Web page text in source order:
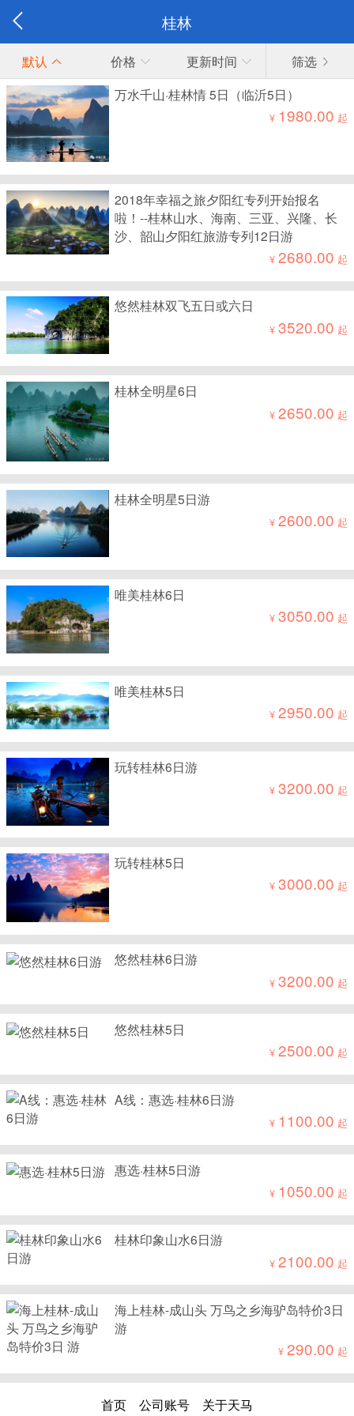
桂林
默认 价格 更新时间
筛选
万水千山·桂林情 5日（临沂5日）
¥ 1980.00 起
2018年幸福之旅夕阳红专列开始报名
啦！--桂林山水、海南、三亚、兴隆、长
沙、韶山夕阳红旅游专列12日游
¥2680.00 起
悠然桂林双飞五日或六日
¥3520.00 起
桂林全明星6日
¥2650.00 起
桂林全明星5日游
¥2600.00 起
唯美桂林6日
¥3050.00 起
唯美桂林5日
¥2950.00 起
玩转桂林6日游
¥3200.00 起
玩转桂林5日
¥3000.00 起
悠然桂林6日游
¥3200.00 起
悠然桂林5日
¥2500.00 起
A线：惠选·桂林6日游
¥ 1100.00 起
惠选·桂林5日游
¥ 1050.00 起
桂林印象山水6日游
¥2100.00 起
海上桂林-成山头 万鸟之乡海驴岛特价3日
游
¥290.00 起
首页 公司账号 关于天马